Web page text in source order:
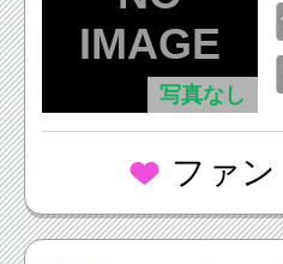
写真なし
ファン